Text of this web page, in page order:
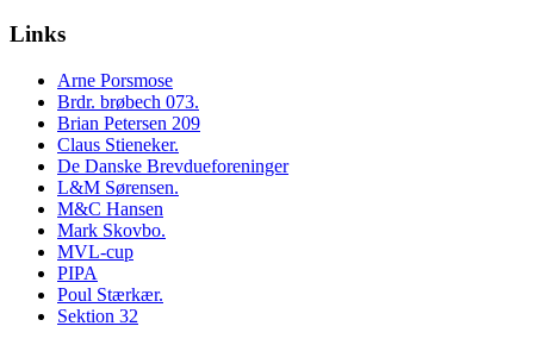
Links
Arne Porsmose
Brdr. brøbech 073.
Brian Petersen 209
Claus Stieneker.
De Danske Brevdueforeninger
L&M Sørensen.
M&C Hansen
Mark Skovbo.
MVL-cup
PIPA
Poul Stærkær.
Sektion 32